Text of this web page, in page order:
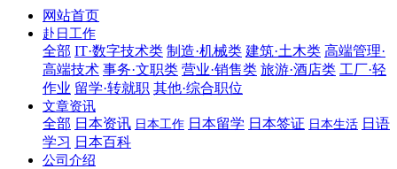
网站首页
赴日工作
全部 IT·数字技术类 制造·机械类 建筑·土木类 高端管理·
高端技术 事务·文职类 营业·销售类 旅游·酒店类 工厂·轻
作业 留学·转就职 其他·综合职位
文章资讯
全部 日本资讯 日本工作 日本留学 日本签证 日本生活 日语
学习 日本百科
公司介绍